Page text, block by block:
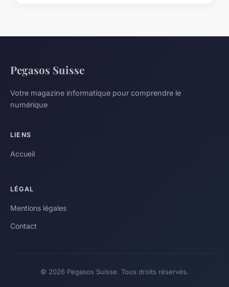
Pegasos Suisse
Votre magazine informatique pour comprendre le
numérique
LIENS
Accueil
LÉGAL
Mentions légales
Contact
© 2026 Pegasos Suisse. Tous droits réservés.